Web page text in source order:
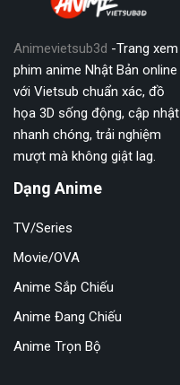
Animevietsub3d -Trang xem
phim anime Nhật Bản online
với Vietsub chuẩn xác, đồ
họa 3D sống động, cập nhật
nhanh chóng, trải nghiệm
mượt mà không giật lag.
Dạng Anime
TV/Series
Movie/OVA
Anime Sắp Chiếu
Anime Đang Chiếu
Anime Trọn Bộ